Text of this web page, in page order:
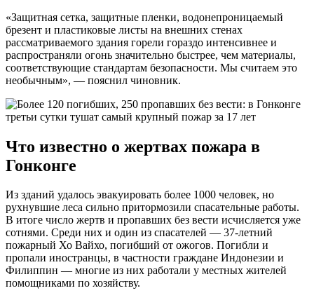
«Защитная сетка, защитные пленки, водонепроницаемый
брезент и пластиковые листы на внешних стенах
рассматриваемого здания горели гораздо интенсивнее и
распространяли огонь значительно быстрее, чем материалы,
соответствующие стандартам безопасности. Мы считаем это
необычным», — пояснил чиновник.
Что известно о жертвах пожара в
Гонконге
Из зданий удалось эвакуировать более 1000 человек, но
рухнувшие леса сильно притормозили спасательные работы.
В итоге число жертв и пропавших без вести исчисляется уже
сотнями. Среди них и один из спасателей — 37-летний
пожарный Хо Вайхо, погибший от ожогов. Погибли и
пропали иностранцы, в частности граждане Индонезии и
Филиппин — многие из них работали у местных жителей
помощниками по хозяйству.